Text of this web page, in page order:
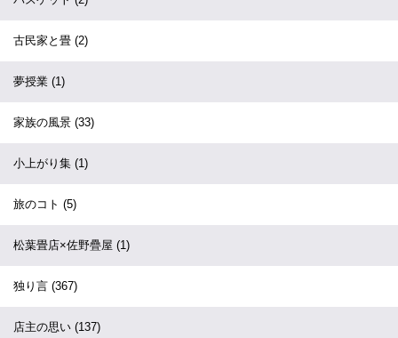
古民家と畳 (2)
夢授業 (1)
家族の風景 (33)
小上がり集 (1)
旅のコト (5)
松葉畳店×佐野疊屋 (1)
独り言 (367)
店主の思い (137)